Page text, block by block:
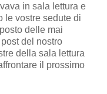
in sala lettura e
le vostre sedute di
delle mai
del nostro
della sala lettura
il prossimo